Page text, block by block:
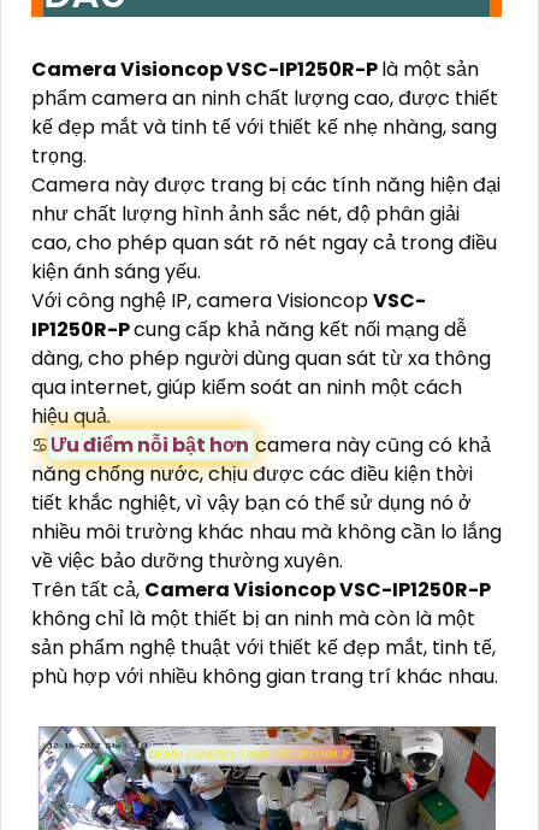
Camera VisioncopVSC-IP1250R-Plà một sản
phẩm camera an ninh chất lượng cao, được thiết
kế đẹp mắt và tinh tế với thiết kế nhẹ nhàng, sang
trọng.
Camera này được trang bị các tính năng hiện đại
như chất lượng hình ảnh sắc nét, độ phân giải
cao, cho phép quan sát rõ nét ngay cả trong điều
kiện ánh sáng yếu.
Với công nghệ IP, camera VisioncopVSC-
IP1250R-Pcung cấp khả năng kết nối mạng dễ
dàng, cho phép người dùng quan sát từ xa thông
qua internet, giúp kiểm soát an ninh một cách
hiệu quả.
♋Ưu điểm nỗi bật hơn camera này cũng có khả
năng chống nước, chịu được các điều kiện thời
tiết khắc nghiệt, vì vậy bạn có thể sử dụng nó ở
nhiều môi trường khác nhau mà không cần lo lắng
về việc bảo dưỡng thường xuyên.
Trên tất cả, Camera VisioncopVSC-IP1250R-P
không chỉ là một thiết bị an ninh mà còn là một
sản phẩm nghệ thuật với thiết kế đẹp mắt, tinh tế,
phù hợp với nhiều không gian trang trí khác nhau.